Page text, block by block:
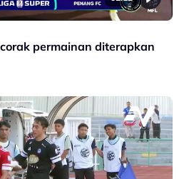
permainan diterapkan